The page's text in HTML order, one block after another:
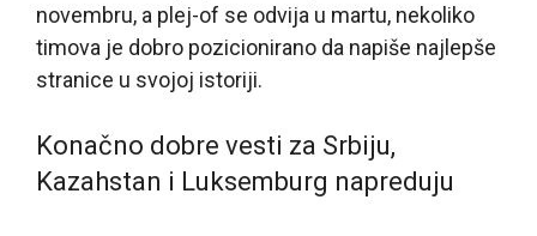
novembru, a plej-of se odvija u martu, nekoliko
timova je dobro pozicionirano da napiše najlepše
stranice u svojoj istoriji.
Konačno dobre vesti za Srbiju,
Kazahstan i Luksemburg napreduju